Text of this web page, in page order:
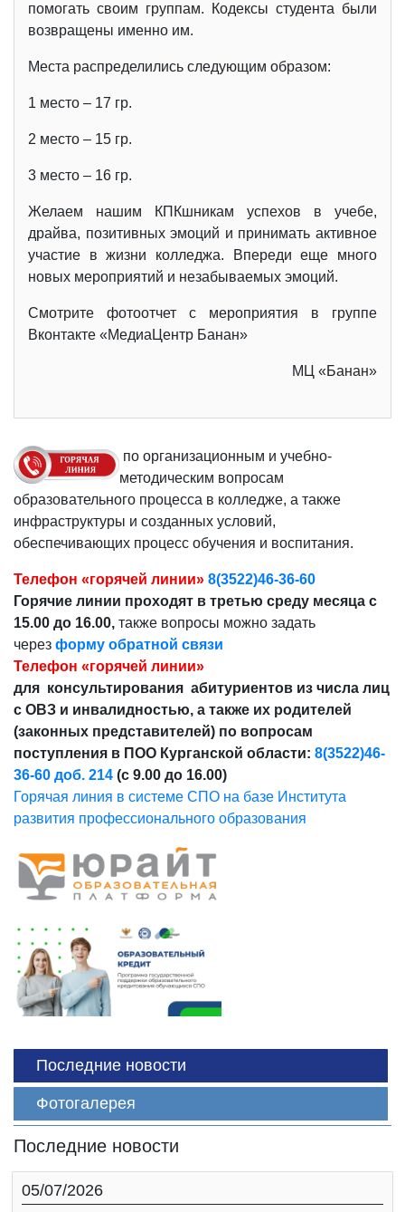
помогать своим группам. Кодексы студента были
возвращены именно им.
Места распределились следующим образом:
1 место – 17 гр.
2 место – 15 гр.
3 место – 16 гр.
Желаем нашим КПКшникам успехов в учебе,
драйва, позитивных эмоций и принимать активное
участие в жизни колледжа. Впереди еще много
новых мероприятий и незабываемых эмоций.
Смотрите фотоотчет с мероприятия в группе
Вконтакте «МедиаЦентр Банан»
МЦ «Банан»
по организационным и учебно-
методическим вопросам
образовательного процесса в колледже, а также
инфраструктуры и созданных условий,
обеспечивающих процесс обучения и воспитания.
Телефон «горячей линии» 8(3522)46-36-60
Горячие линии проходят в третью среду месяца с
15.00 до 16.00, также вопросы можно задать
через форму обратной связи
Телефон «горячей линии»
для консультирования абитуриентов из числа лиц
с ОВЗ и инвалидностью, а также их родителей
(законных представителей) по вопросам
поступления в ПОО Курганской области: 8(3522)46-
36-60 доб. 214 (с 9.00 до 16.00)
Горячая линия в системе СПО на базе Института
развития профессионального образования
Последние новости
Фотогалерея
Последние новости
05/07/2026